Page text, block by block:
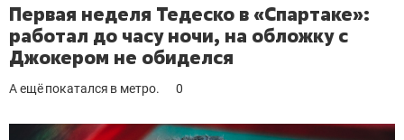
Первая неделя Тедеско в «Спартаке»:
работал до часу ночи, на обложку с
Джокером не обиделся
А ещё покатался в метро. 0